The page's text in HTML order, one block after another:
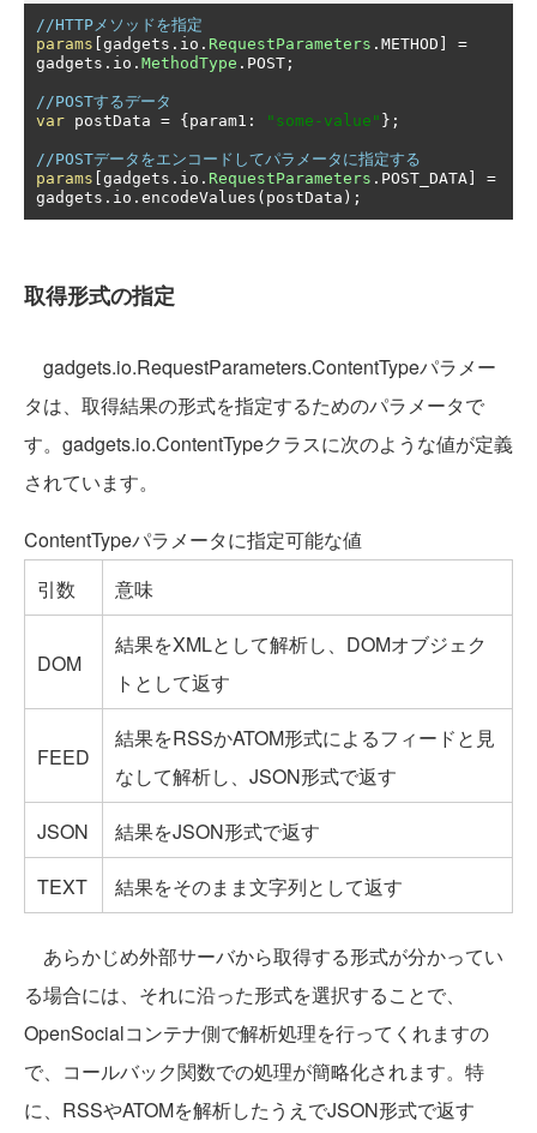
//HTTPメソッドを指定
params gadgets . io . RequestParameters . METHOD
=
gadgets . io . MethodType . POST ;
//POSTするデータ
var postData = { param1 : "some-value" };
//POSTデータをエンコードしてパラメータに指定する
params gadgets . io . RequestParameters . POST_DATA
=
gadgets . io . encodeValues ( postData );
取得形式の指定
gadgets.io.RequestParameters.ContentTypeパラメー
タは、取得結果の形式を指定するためのパラメータで
す。gadgets.io.ContentTypeクラスに次のような値が定義
されています。
ContentTypeパラメータに指定可能な値
引数
意味
DOM
結果をXMLとして解析し、DOMオブジェク
トとして返す
FEED
結果をRSSかATOM形式によるフィードと見
なして解析し、JSON形式で返す
JSON
結果をJSON形式で返す
TEXT
結果をそのまま文字列として返す
あらかじめ外部サーバから取得する形式が分かってい
る場合には、それに沿った形式を選択することで、
OpenSocialコンテナ側で解析処理を行ってくれますの
で、コールバック関数での処理が簡略化されます。特
に、RSSやATOMを解析したうえでJSON形式で返す